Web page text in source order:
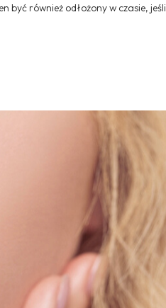
również odłożony w czasie, jeśli